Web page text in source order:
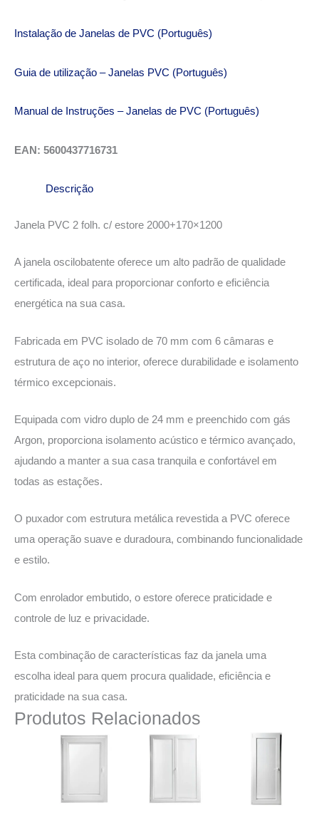
Instalação de Janelas de PVC (Português)
Guia de utilização – Janelas PVC (Português)
Manual de Instruções – Janelas de PVC (Português)
EAN: 5600437716731
Descrição
Janela PVC 2 folh. c/ estore 2000+170×1200
A janela oscilobatente oferece um alto padrão de qualidade
certificada, ideal para proporcionar conforto e eficiência
energética na sua casa.
Fabricada em PVC isolado de 70 mm com 6 câmaras e
estrutura de aço no interior, oferece durabilidade e isolamento
térmico excepcionais.
Equipada com vidro duplo de 24 mm e preenchido com gás
Argon, proporciona isolamento acústico e térmico avançado,
ajudando a manter a sua casa tranquila e confortável em
todas as estações.
O puxador com estrutura metálica revestida a PVC oferece
uma operação suave e duradoura, combinando funcionalidade
e estilo.
Com enrolador embutido, o estore oferece praticidade e
controle de luz e privacidade.
Esta combinação de características faz da janela uma
escolha ideal para quem procura qualidade, eficiência e
praticidade na sua casa.
Produtos Relacionados